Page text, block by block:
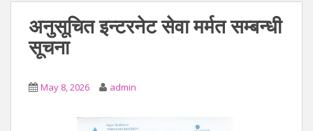
अनुसूचित इन्टरनेट सेवा मर्मत सम्बन्धी
सूचना
May 8, 2026 admin